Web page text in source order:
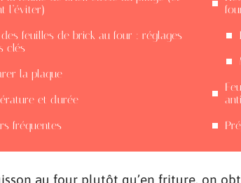
l’éviter)
feuilles de brick au four : réglages
clés
la plaque
et durée
fréquentes
au four plutôt qu’en friture, on